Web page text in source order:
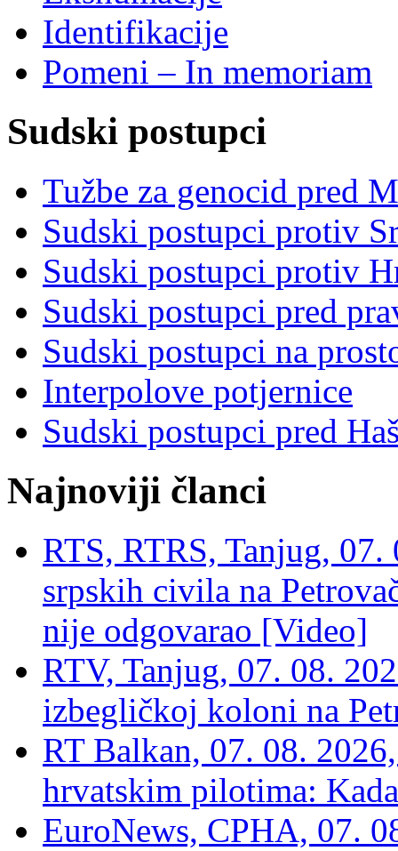
Identifikacije
Pomeni – In memoriam
Sudski postupci
Tužbe za genocid pred
Sudski postupci protiv
Sudski postupci protiv
Sudski postupci pred
Sudski postupci na
Interpolove potjernice
Sudski postupci pred
Najnoviji članci
RTS, RTRS, Tanjug,
srpskih civila na
nije odgovarao [Video]
RTV, Tanjug, 07. 08.
izbegličkoj koloni na
RT Balkan, 07. 08.
hrvatskim pilotima:
EuroNews, СРНА, 07.